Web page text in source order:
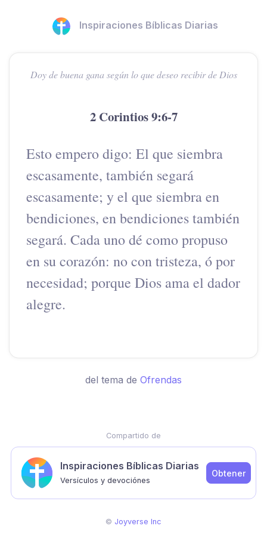
Inspiraciones Bíblicas Diarias
Doy de buena gana según lo que deseo recibir de Dios
2 Corintios 9:6-7
Esto empero digo: El que siembra
escasamente, también segará
escasamente; y el que siembra en
bendiciones, en bendiciones también
segará. Cada uno dé como propuso
en su corazón: no con tristeza, ó por
necesidad; porque Dios ama el dador
alegre.
del tema de Ofrendas
Compartido de
Inspiraciones Bíblicas Diarias
Versículos y devociónes
Obtener
© Joyverse Inc